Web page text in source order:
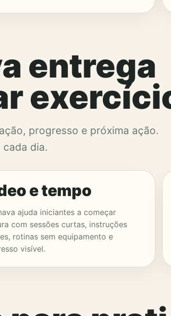
entrega
progresso e próxima ação.
dia.
e tempo
ajuda iniciantes a começar
com sessões curtas, instruções
rotinas sem equipamento e
visível.